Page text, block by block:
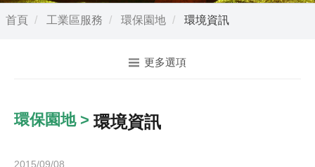
首頁 工業區服務 環保園地 環境資訊
更多選項
環保園地 > 環境資訊
2015/09/08